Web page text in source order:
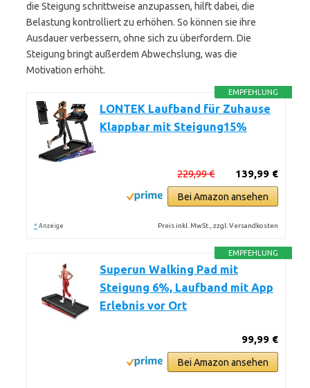
die Steigung schrittweise anzupassen, hilft dabei, die
Belastung kontrolliert zu erhöhen. So können sie ihre
Ausdauer verbessern, ohne sich zu überfordern. Die
Steigung bringt außerdem Abwechslung, was die
Motivation erhöht.
EMPFEHLUNG
LONTEK Laufband für Zuhause
Klappbar mit Steigung15%
139,99 €
229,99 €
Bei Amazon ansehen
* Anzeige Preis inkl. MwSt., zzgl. Versandkosten
EMPFEHLUNG
Superun Walking Pad mit
Steigung 6%, Laufband mit App
Erlebnis vor Ort
99,99 €
Bei Amazon ansehen